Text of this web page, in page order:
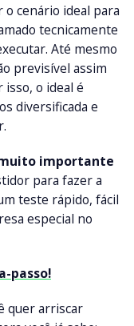
cenário ideal para
tecnicamente
Até mesmo
previsível assim
o ideal é
diversificada e
importante
para fazer a
teste rápido, fácil
especial no
passo!
quer arriscar